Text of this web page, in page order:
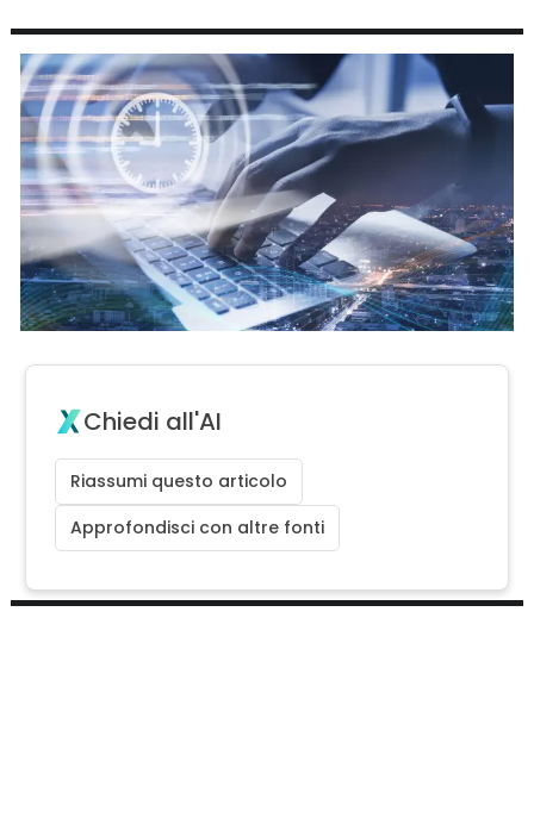
Chiedi all'AI
Riassumi questo articolo
Approfondisci con altre fonti